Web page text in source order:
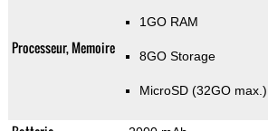
Processeur, Memoire
1GO RAM
8GO Storage
MicroSD (32GO max.)